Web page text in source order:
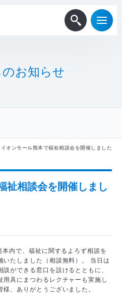
のお知 らせ
イオンモール熊本で福祉相談会を開催しました
祉相談会を開催しまし
内で、福祉に関するよろず相談を
いたしました（相談無料）。 当日は
ができる窓口を設けるとともに、
用具にまつわるレクチャーも実施し
、ありがとうございました。